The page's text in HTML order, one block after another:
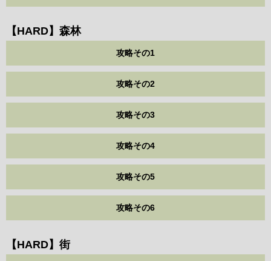
【HARD】森林
攻略その1
攻略その2
攻略その3
攻略その4
攻略その5
攻略その6
【HARD】街